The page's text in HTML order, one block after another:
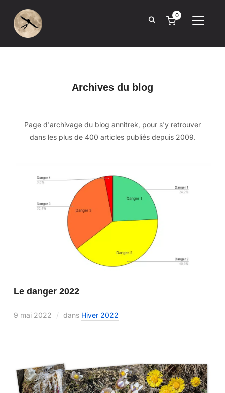
0
Archives du blog
Page d'archivage du blog annitrek, pour s'y retrouver
dans les plus de 400 articles publiés depuis 2009.
Le danger 2022
9 mai 2022 dans Hiver 2022